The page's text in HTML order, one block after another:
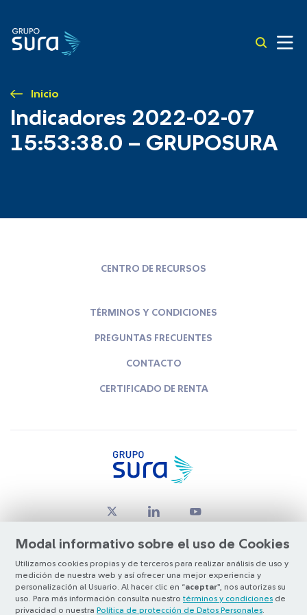
Inicio
Indicadores 2022-02-07
15:53:38.0 – GRUPOSURA
Modal informativo sobre el uso de Cookies
Utilizamos cookies propias y de terceros para realizar análisis de uso y
medición de nuestra web y así ofrecer una mejor experiencia y
personalización al Usuario. Al hacer clic en “aceptar”, nos autorizas su
uso. Para más información consulta nuestro términos y condiciones de
privacidad o nuestra Política de protección de Datos Personales
CENTRO DE RECURSOS
TÉRMINOS Y CONDICIONES
PREGUNTAS FRECUENTES
CONTACTO
CERTIFICADO DE RENTA
© Copyright Grupo SURA 2026